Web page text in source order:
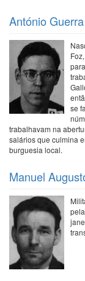
António Guerra
se
trabalhavam na
salários que culmina
burguesia local.
Manuel
Paginação